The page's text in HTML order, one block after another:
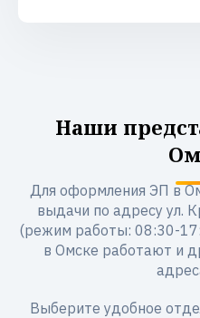
Наши
Для оформления ЭП в
выдачи по адресу ул.
(режим работы: 08:30-
в Омске работают и
Выберите удобное